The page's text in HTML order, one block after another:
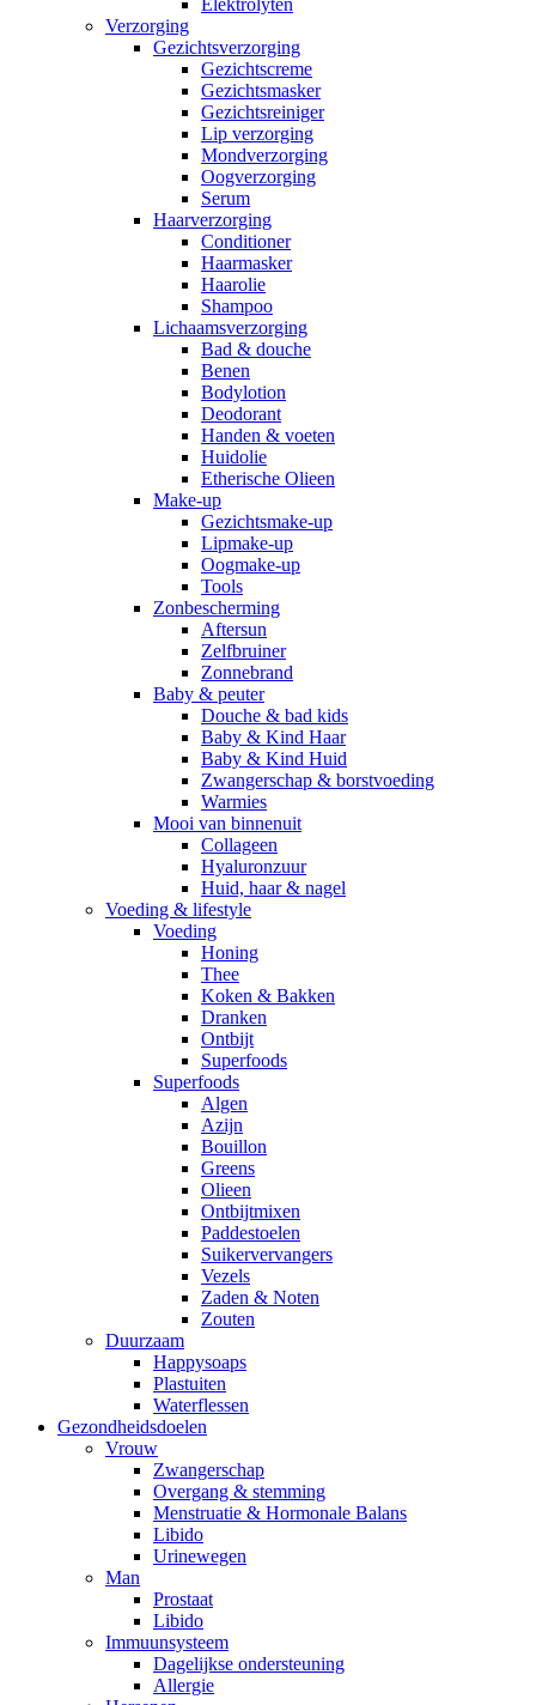
Elektrolyten
Verzorging
Gezichtsverzorging
Gezichtscreme
Gezichtsmasker
Gezichtsreiniger
Lip verzorging
Mondverzorging
Oogverzorging
Serum
Haarverzorging
Conditioner
Haarmasker
Haarolie
Shampoo
Lichaamsverzorging
Bad & douche
Benen
Bodylotion
Deodorant
Handen & voeten
Huidolie
Etherische Olieen
Make-up
Gezichtsmake-up
Lipmake-up
Oogmake-up
Tools
Zonbescherming
Aftersun
Zelfbruiner
Zonnebrand
Baby & peuter
Douche & bad kids
Baby & Kind Haar
Baby & Kind Huid
Zwangerschap & borstvoeding
Warmies
Mooi van binnenuit
Collageen
Hyaluronzuur
Huid, haar & nagel
Voeding & lifestyle
Voeding
Honing
Thee
Koken & Bakken
Dranken
Ontbijt
Superfoods
Superfoods
Algen
Azijn
Bouillon
Greens
Olieen
Ontbijtmixen
Paddestoelen
Suikervervangers
Vezels
Zaden & Noten
Zouten
Duurzaam
Happysoaps
Plastuiten
Waterflessen
Gezondheidsdoelen
Vrouw
Zwangerschap
Overgang & stemming
Menstruatie & Hormonale Balans
Libido
Urinewegen
Man
Prostaat
Libido
Immuunsysteem
Dagelijkse ondersteuning
Allergie